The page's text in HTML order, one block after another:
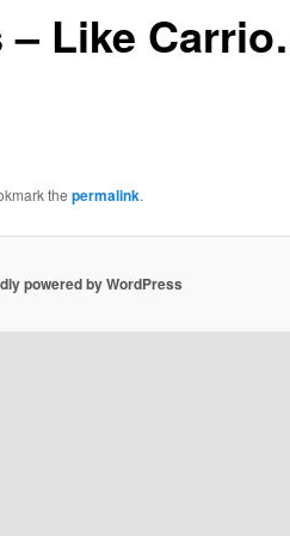
– Like
the permalink.
powered by WordPress